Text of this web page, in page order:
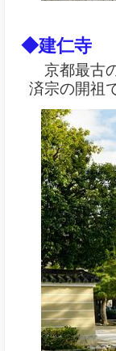
◆建仁寺
京都最古
済宗の開祖